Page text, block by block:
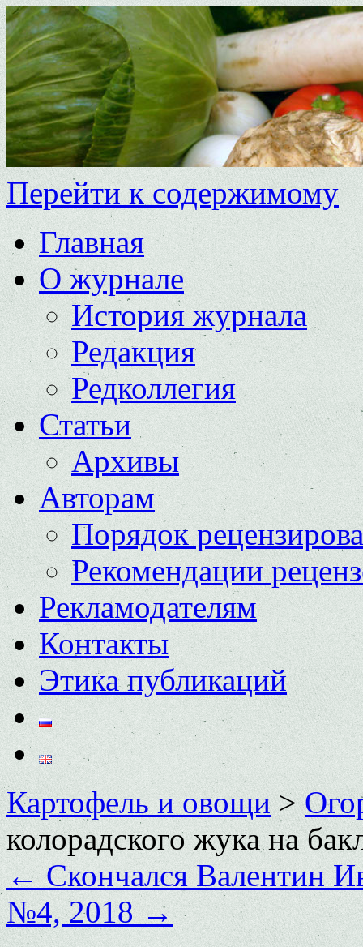
Перейти к содержимому
Главная
О журнале
История журнала
Редакция
Редколлегия
Статьи
Архивы
Авторам
Порядок
Рекомендации
Рекламодателям
Контакты
Этика публикаций
Картофель и овощи>
колорадского жука на
←Скончался Валентин
№4, 2018→